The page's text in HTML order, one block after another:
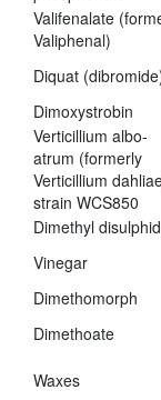
Valifenalate
Valiphenal)
Diquat
Dimoxystrobin
Verticillium albo-
atrum (formerly
Verticillium
strain WCS850
Dimethyl
Vinegar
Dimethomorph
Dimethoate
Waxes